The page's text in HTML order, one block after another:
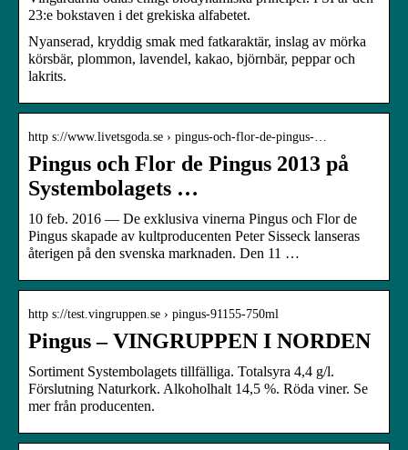
23:e bokstaven i det grekiska alfabetet.
Nyanserad, kryddig smak med fatkaraktär, inslag av mörka
körsbär, plommon, lavendel, kakao, björnbär, peppar och
lakrits.
http s://www.livetsgoda.se › pingus-och-flor-de-pingus-…
Pingus och Flor de Pingus 2013 på
Systembolagets …
10 feb. 2016 — De exklusiva vinerna Pingus och Flor de
Pingus skapade av kultproducenten Peter Sisseck lanseras
återigen på den svenska marknaden. Den 11 …
http s://test.vingruppen.se › pingus-91155-750ml
Pingus – VINGRUPPEN I NORDEN
Sortiment Systembolagets tillfälliga. Totalsyra 4,4 g/l.
Förslutning Naturkork. Alkoholhalt 14,5 %. Röda viner. Se
mer från producenten.